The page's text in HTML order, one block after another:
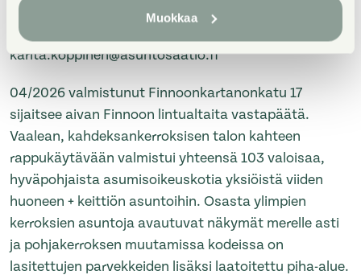
Muokkaa
the opportunity to explore all available apartments,
you can notify your arrival in advance:
karita.koppinen@asuntosaatio.fi
04/2026 valmistunut Finnoonkartanonkatu 17
sijaitsee aivan Finnoon lintualtaita vastapäätä.
Vaalean, kahdeksankerroksisen talon kahteen
rappukäytävään valmistui yhteensä 103 valoisaa,
hyväpohjaista asumisoikeuskotia yksiöistä viiden
huoneen + keittiön asuntoihin. Osasta ylimpien
kerroksien asuntoja avautuvat näkymät merelle asti
ja pohjakerroksen muutamissa kodeissa on
lasitettujen parvekkeiden lisäksi laatoitettu piha-alue.